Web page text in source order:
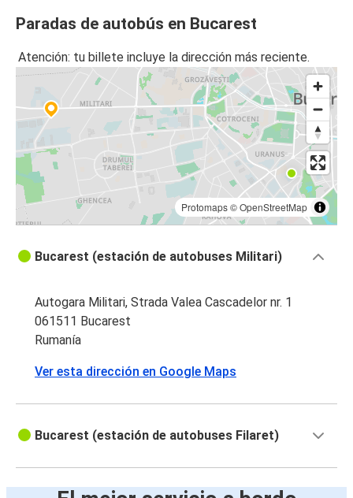
Paradas de autobús en Bucarest
Atención: tu billete incluye la dirección más reciente.
Protomaps©OpenStreetMap
Bucarest (estación de autobuses Militari)
Autogara Militari, Strada Valea Cascadelor nr. 1
061511 Bucarest
Rumanía
Ver esta dirección en Google Maps
Bucarest (estación de autobuses Filaret)